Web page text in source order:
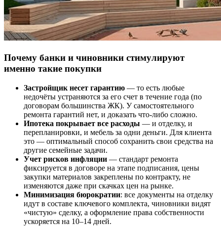
Почему банки и чиновники стимулируют
именно такие покупки
Застройщик несет гарантию — то есть любые
недочёты устраняются за его счет в течение года (по
договорам большинства ЖК). У самостоятельного
ремонта гарантий нет, и доказать что-либо сложно.
Ипотека покрывает все расходы — и отделку, и
перепланировки, и мебель за одни деньги. Для клиента
это — оптимальный способ сохранить свои средства на
другие семейные задачи.
Учет рисков инфляции — стандарт ремонта
фиксируется в договоре на этапе подписания, цены
закупки материалов закреплены по контракту, не
изменяются даже при скачках цен на рынке.
Минимизация бюрократии: все документы на отделку
идут в составе ключевого комплекта, чиновники видят
«чистую» сделку, а оформление права собственности
ускоряется на 10–14 дней.